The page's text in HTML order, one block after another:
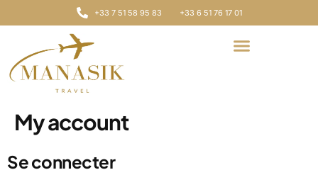
+33 7 51 58 95 83 +33 6 51 76 17 01
My account
Se connecter